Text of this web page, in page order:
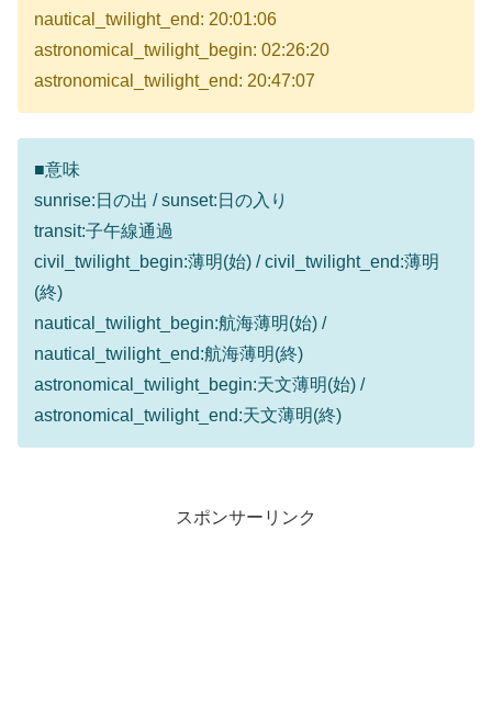
nautical_twilight_end: 20:01:06
astronomical_twilight_begin: 02:26:20
astronomical_twilight_end: 20:47:07
■意味
sunrise:日の出 / sunset:日の入り
transit:子午線通過
civil_twilight_begin:薄明(始) / civil_twilight_end:薄明
(終)
nautical_twilight_begin:航海薄明(始) /
nautical_twilight_end:航海薄明(終)
astronomical_twilight_begin:天文薄明(始) /
astronomical_twilight_end:天文薄明(終)
スポンサーリンク